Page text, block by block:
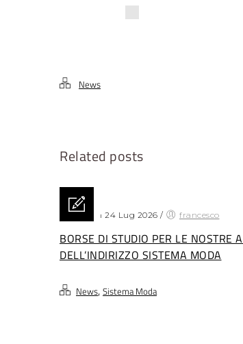
News
Related posts
Posted on 24 Lug 2026 / francesco
BORSE DI STUDIO PER LE NOSTRE
DELL’INDIRIZZO SISTEMA MODA
News, Sistema Moda